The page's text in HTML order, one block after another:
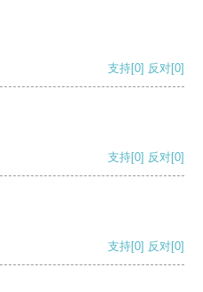
支持[0] 反对[0]
支持[0] 反对[0]
支持[0] 反对[0]